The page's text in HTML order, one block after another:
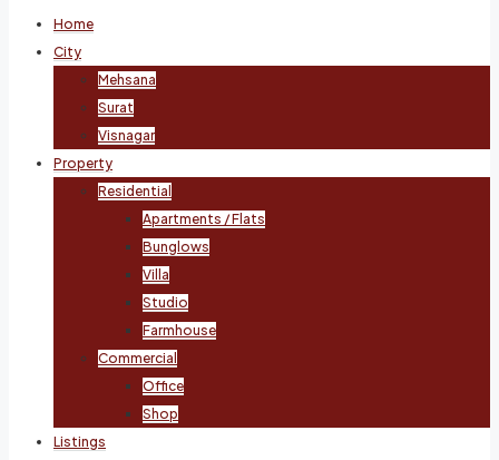
Home
City
Mehsana
Surat
Visnagar
Property
Residential
Apartments / Flats
Bunglows
Villa
Studio
Farmhouse
Commercial
Office
Shop
Listings